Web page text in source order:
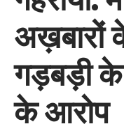
अख़बारों
गड़बड़ी
के आरोप